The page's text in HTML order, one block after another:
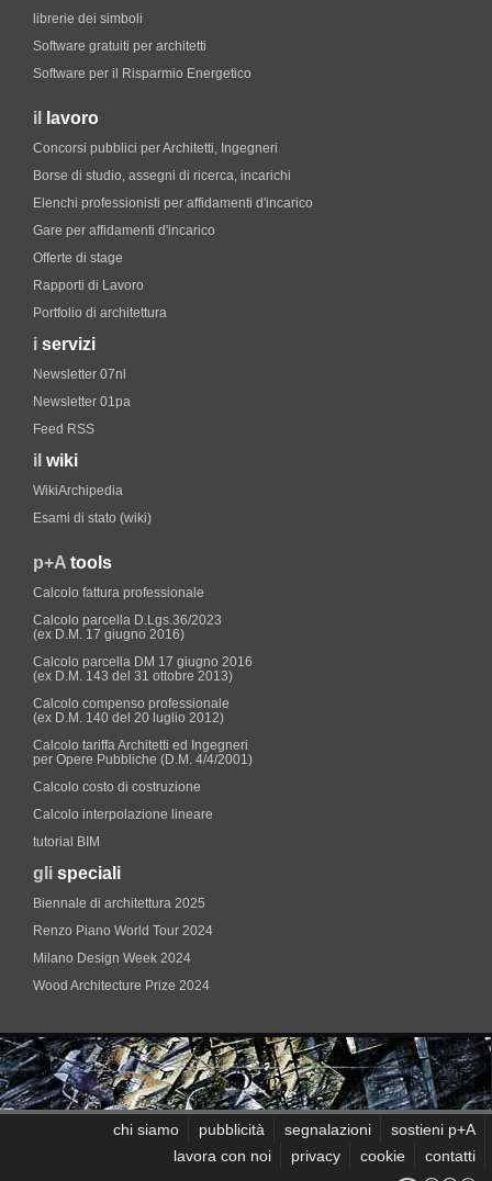
librerie dei simboli
Software gratuiti per architetti
Software per il Risparmio Energetico
il lavoro
Concorsi pubblici per Architetti, Ingegneri
Borse di studio, assegni di ricerca, incarichi
Elenchi professionisti per affidamenti d'incarico
Gare per affidamenti d'incarico
Offerte di stage
Rapporti di Lavoro
Portfolio di architettura
i servizi
Newsletter 07nl
Newsletter 01pa
Feed RSS
il wiki
WikiArchipedia
Esami di stato (wiki)
p+A tools
Calcolo fattura professionale
Calcolo parcella D.Lgs.36/2023
(ex D.M. 17 giugno 2016)
Calcolo parcella DM 17 giugno 2016
(ex D.M. 143 del 31 ottobre 2013)
Calcolo compenso professionale
(ex D.M. 140 del 20 luglio 2012)
Calcolo tariffa Architetti ed Ingegneri
per Opere Pubbliche (D.M. 4/4/2001)
Calcolo costo di costruzione
Calcolo interpolazione lineare
tutorial BIM
gli speciali
Biennale di architettura 2025
Renzo Piano World Tour 2024
Milano Design Week 2024
Wood Architecture Prize 2024
chi siamo pubblicità segnalazioni
sostieni p+A
lavora con noi
privacy cookie contatti